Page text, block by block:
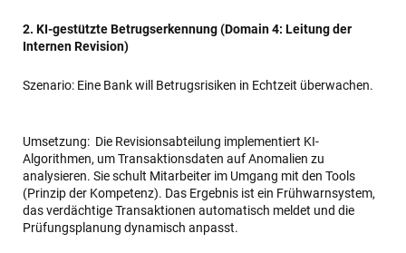
2. KI-gestützte Betrugserkennung (Domain 4: Leitung der
Internen Revision)
Szenario: Eine Bank will Betrugsrisiken in Echtzeit überwachen.
Umsetzung: Die Revisionsabteilung implementiert KI-
Algorithmen, um Transaktionsdaten auf Anomalien zu
analysieren. Sie schult Mitarbeiter im Umgang mit den Tools
(Prinzip der Kompetenz). Das Ergebnis ist ein Frühwarnsystem,
das verdächtige Transaktionen automatisch meldet und die
Prüfungsplanung dynamisch anpasst.